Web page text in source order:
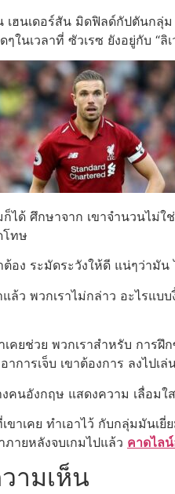
เฮนเดอร์สัน มิดฟิลด์กัปตันกลุ่
ๆในเวลาที่ ซัวเรซ ยังอยู่กับ “ลิ
ก็ได้ ศึกษาจาก เขาจำนวนไม่
โทษ
ต้อง ระมัดระวังให้ดี แน่ๆว่ามั
ล้ว พวกเราไม่กล่าว อะไรแบ
เคยช่วย พวกเราสำหรับ การ
การเจ็บ เขาต้องการ ลงไปเ
คนอังกฤษ แสดงความ เลื่อม
ขาเคย ทำเอาไว้ กับกลุ่มมันเ
ภายหลังจบเกมไปแล้ว คาดไล
ามเห็น